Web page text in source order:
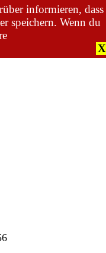
informieren, dass
speichern. Wenn du
X